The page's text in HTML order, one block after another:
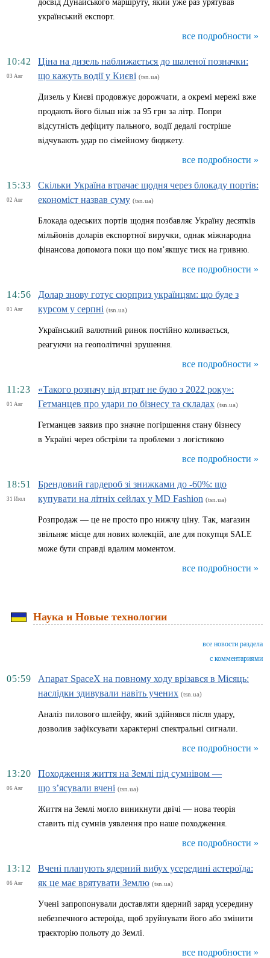
досвід Дунайського маршруту, який уже раз урятував
український експорт.
все подробности »
10:42
03 Авг
Ціна на дизель наближається до шаленої позначки:
що кажуть водії у Києві (tsn.ua)
Дизель у Києві продовжує дорожчати, а окремі мережі вже
продають його більш ніж за 95 грн за літр. Попри
відсутність дефіциту пального, водії дедалі гостріше
відчувають удар по сімейному бюджету.
все подробности »
15:33
02 Авг
Скільки Україна втрачає щодня через блокаду портів:
економіст назвав суму (tsn.ua)
Блокада одеських портів щодня позбавляє Україну десятків
мільйонів доларів експортної виручки, однак міжнародна
фінансова допомога поки що пом’якшує тиск на гривню.
все подробности »
14:56
01 Авг
Долар знову готує сюрприз українцям: що буде з
курсом у серпні (tsn.ua)
Український валютний ринок постійно коливається,
реагуючи на геополітичні зрушення.
все подробности »
11:23
01 Авг
«Такого розпачу від втрат не було з 2022 року»:
Гетманцев про удари по бізнесу та складах (tsn.ua)
Гетманцев заявив про значне погіршення стану бізнесу
в Україні через обстріли та проблеми з логістикою
все подробности »
18:51
31 Июл
Брендовий гардероб зі знижками до -60%: що
купувати на літніх сейлах у MD Fashion (tsn.ua)
Розпродаж — це не просто про нижчу ціну. Так, магазин
звільняє місце для нових колекцій, але для покупця SALE
може бути справді вдалим моментом.
все подробности »
Наука и Новые технологии
все новости раздела
с комментариями
05:59
Апарат SpaceX на повному ходу врізався в Місяць:
наслідки здивували навіть учених (tsn.ua)
Аналіз пилового шлейфу, який здійнявся після удару,
дозволив зафіксувати характерні спектральні сигнали.
все подробности »
13:20
06 Авг
Походження життя на Землі під сумнівом —
що з’ясували вчені (tsn.ua)
Життя на Землі могло виникнути двічі — нова теорія
ставить під сумнів уявлення про наше походження.
все подробности »
13:12
06 Авг
Вчені планують ядерний вибух усередині астероїда:
як це має врятувати Землю (tsn.ua)
Учені запропонували доставляти ядерний заряд усередину
небезпечного астероїда, щоб зруйнувати його або змінити
траєкторію польоту до Землі.
все подробности »